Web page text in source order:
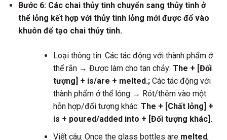
Bước 6: Các chai thủy tinh chuyển sang thủy tinh ở
thể lỏng kết hợp với thủy tinh lỏng mới được đổ vào
khuôn để tạo chai thủy tinh.
Loại thông tin: Các tác động với thành phẩm ở
thể rắn → Được làm cho tan chảy: The + [Đối
tượng] + is/are + melted.;Các tác động với
thành phẩm ở thể lỏng → Rót/thêm vào một
hỗn hợp/đối tượng khác: The + [Chất lỏng] +
is + poured/added into + [Đối tượng khác].
Viết câu: Once the glass bottles are melted,